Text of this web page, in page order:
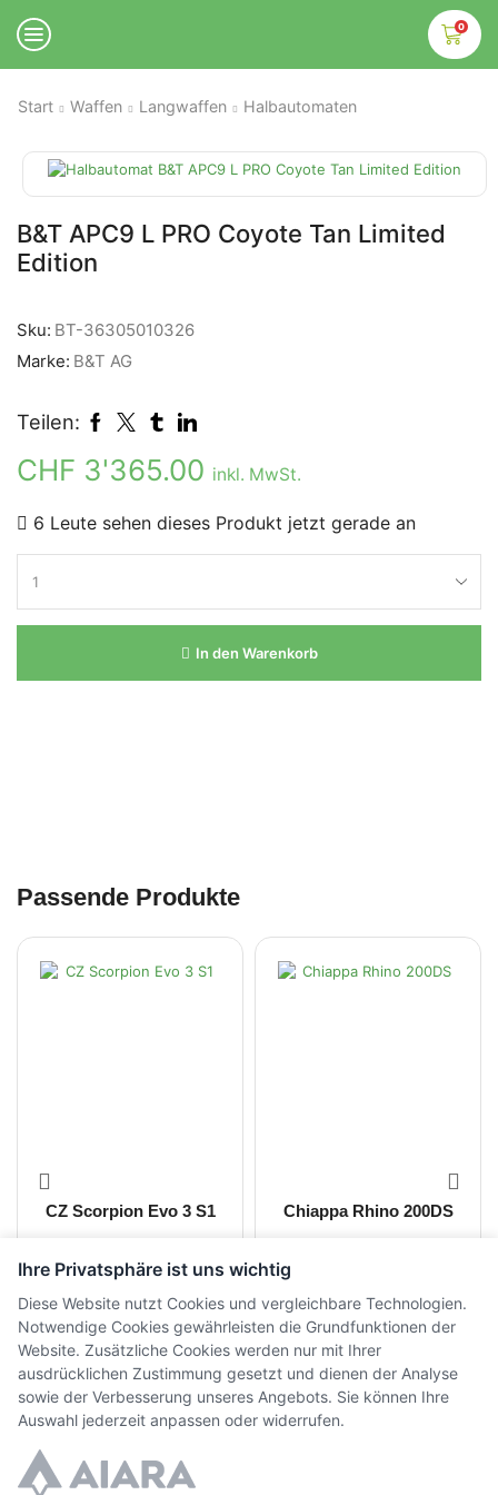
0
Start Waffen Langwaffen Halbautomaten
B&T APC9 L PRO Coyote Tan Limited
Edition
Sku: BT-36305010326
Marke: B&T AG
Teilen:
CHF 3'365.00 inkl. MwSt.
6 Leute sehen dieses Produkt jetzt gerade an
In den Warenkorb
Passende Produkte
CZ Scorpion Evo 3 S1 Chiappa Rhino 200DS
Ihre Privatsphäre ist uns wichtig
Diese Website nutzt Cookies und vergleichbare Technologien.
Notwendige Cookies gewährleisten die Grundfunktionen der
Website. Zusätzliche Cookies werden nur mit Ihrer
ausdrücklichen Zustimmung gesetzt und dienen der Analyse
sowie der Verbesserung unseres Angebots. Sie können Ihre
Auswahl jederzeit anpassen oder widerrufen.